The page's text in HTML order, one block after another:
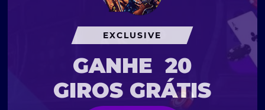
EXCLUSIVE
GANHE 20
GIROS GRÁTIS